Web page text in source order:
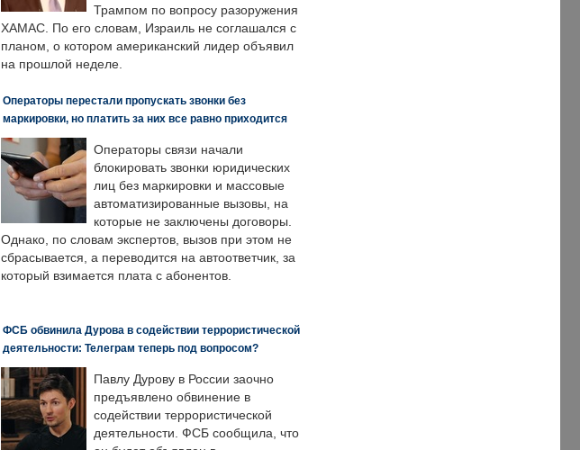
Трампом по вопросу разоружения
ХАМАС. По его словам, Израиль не соглашался с
планом, о котором американский лидер объявил
на прошлой неделе.
Операторы перестали пропускать звонки без
маркировки, но платить за них все равно приходится
Операторы связи начали
блокировать звонки юридических
лиц без маркировки и массовые
автоматизированные вызовы, на
которые не заключены договоры.
Однако, по словам экспертов, вызов при этом не
сбрасывается, а переводится на автоответчик, за
который взимается плата с абонентов.
ФСБ обвинила Дурова в содействии террористической
деятельности: Телеграм теперь под вопросом?
Павлу Дурову в России заочно
предъявлено обвинение в
содействии террористической
деятельности. ФСБ сообщила, что